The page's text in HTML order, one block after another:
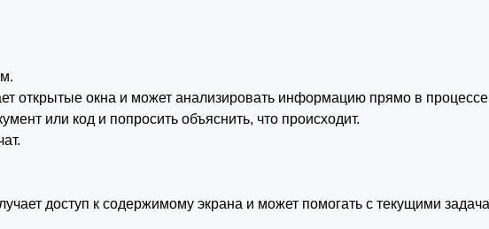
открытые окна и может анализировать информацию прямо в
или код и попросить объяснить, что происходит.
доступ к содержимому экрана и может помогать с текущими